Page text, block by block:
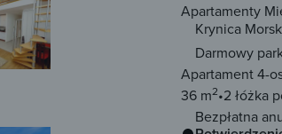
Apartamenty
Krynica
Darmowy
Apartament 4-
36 m2 2 łóżka
Bezpłatna